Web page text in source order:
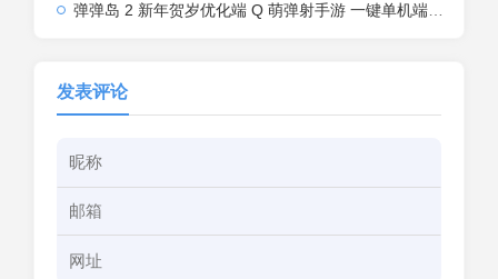
弹弹岛 2 新年贺岁优化端 Q 萌弹射手游 一键单机端 + Linux 手工端 + GM 后台 + 安卓 iOS 双端带教程
发表评论